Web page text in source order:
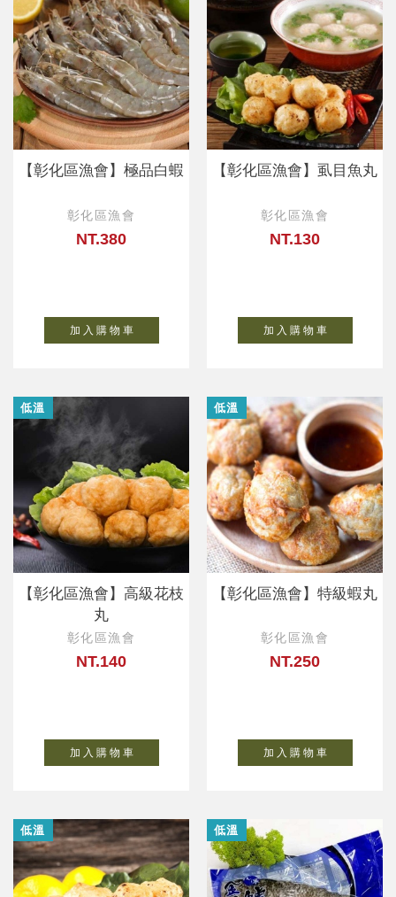
【彰化區漁會】極品白蝦
彰化區漁會
NT.380
加 入 購 物 車
【彰化區漁會】虱目魚丸
彰化區漁會
NT.130
加 入 購 物 車
低溫
【彰化區漁會】高級花枝
丸
彰化區漁會
NT.140
加 入 購 物 車
低溫
【彰化區漁會】特級蝦丸
彰化區漁會
NT.250
加 入 購 物 車
低溫 低溫